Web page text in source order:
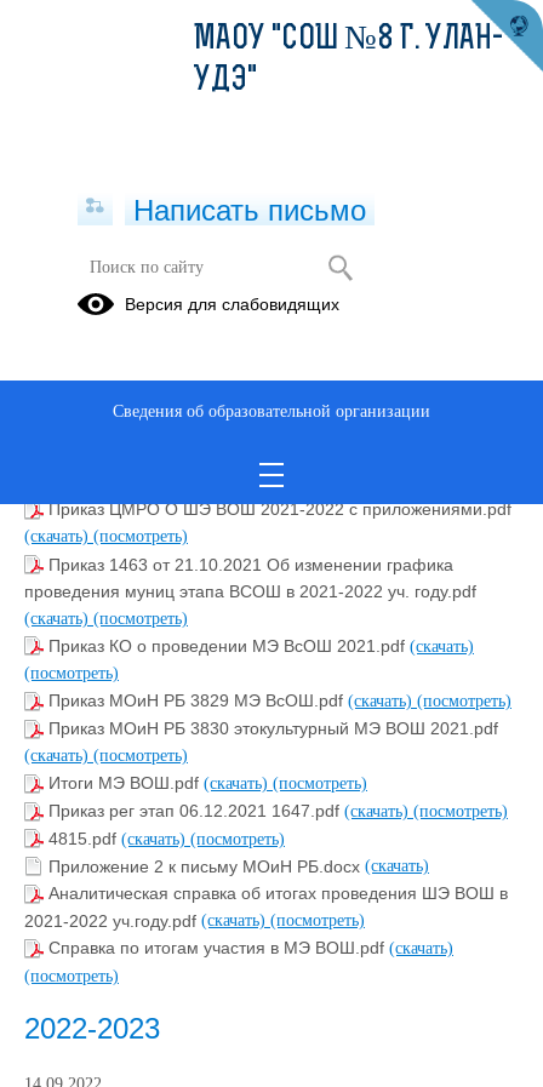
ВОШ
Приказ ЦМРО О ШЭ ВОШ 2021-2022 с приложениями.pdf
(скачать) (посмотреть)
Приказ 1463 от 21.10.2021 Об изменении графика
проведения муниц этапа ВСОШ в 2021-2022 уч. году.pdf
(скачать) (посмотреть)
Приказ КО о проведении МЭ ВсОШ 2021.pdf (скачать)
(посмотреть)
Приказ МОиН РБ 3829 МЭ ВсОШ.pdf (скачать) (посмотреть)
Приказ МОиН РБ 3830 этокультурный МЭ ВОШ 2021.pdf
(скачать) (посмотреть)
Итоги МЭ ВОШ.pdf (скачать) (посмотреть)
Приказ рег этап 06.12.2021 1647.pdf (скачать) (посмотреть)
4815.pdf (скачать) (посмотреть)
Приложение 2 к письму МОиН РБ.docx (скачать)
Аналитическая справка об итогах проведения ШЭ ВОШ в
2021-2022 уч.году.pdf (скачать) (посмотреть)
Справка по итогам участия в МЭ ВОШ.pdf (скачать)
(посмотреть)
2022-2023
МАОУ "СОШ №8 Г. УЛАН-
УДЭ"
Написать письмо
Версия для слабовидящих
Сведения об образовательной организации